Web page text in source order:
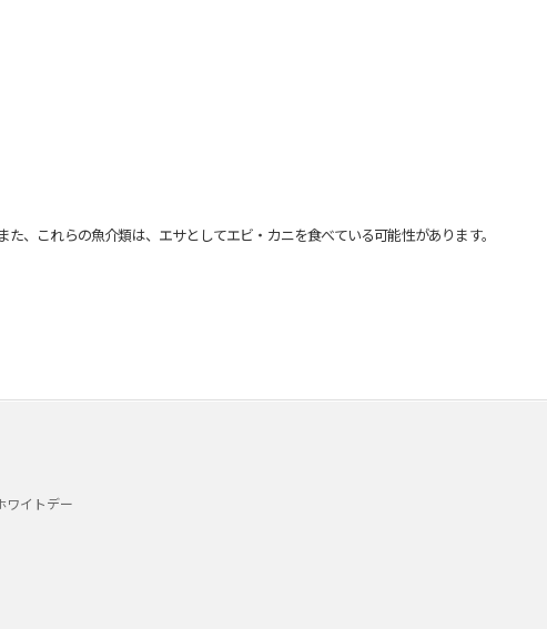
、これらの魚介類は、エサとしてエビ・カニを食べている可能性があります。
ワイトデー